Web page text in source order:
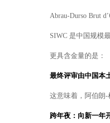
Abrau-Durso Brut
SIWC 是中国规模
更具含金量的是：
最终评审由中国本
这意味着，阿伯朗-
跨年夜：向新一年